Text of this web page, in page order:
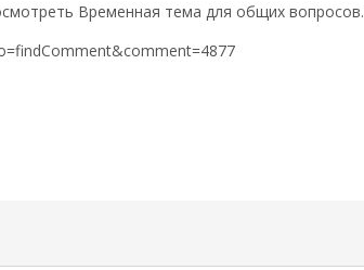
Временная тема для общих вопросов.